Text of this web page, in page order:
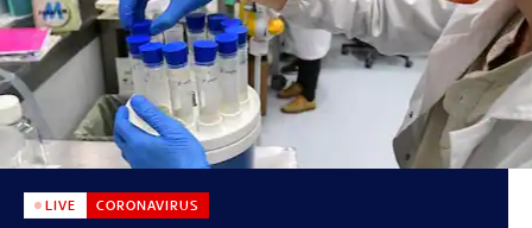
LIVE CORONAVIRUS